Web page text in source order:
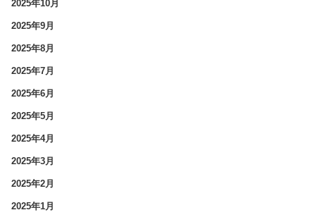
2025年10月
2025年9月
2025年8月
2025年7月
2025年6月
2025年5月
2025年4月
2025年3月
2025年2月
2025年1月